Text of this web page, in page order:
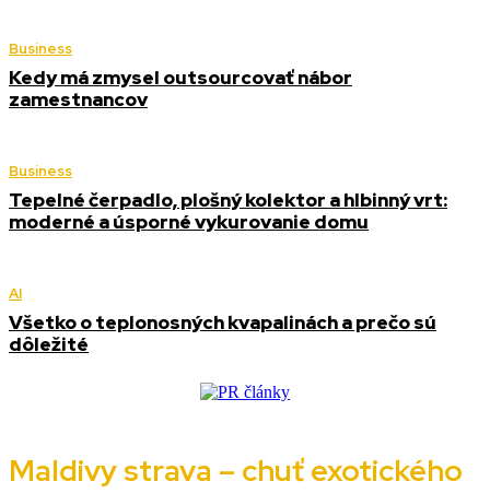
Business
Kedy má zmysel outsourcovať nábor
zamestnancov
Business
Tepelné čerpadlo, plošný kolektor a hlbinný vrt:
moderné a úsporné vykurovanie domu
AI
Všetko o teplonosných kvapalinách a prečo sú
dôležité
Maldivy strava – chuť exotického